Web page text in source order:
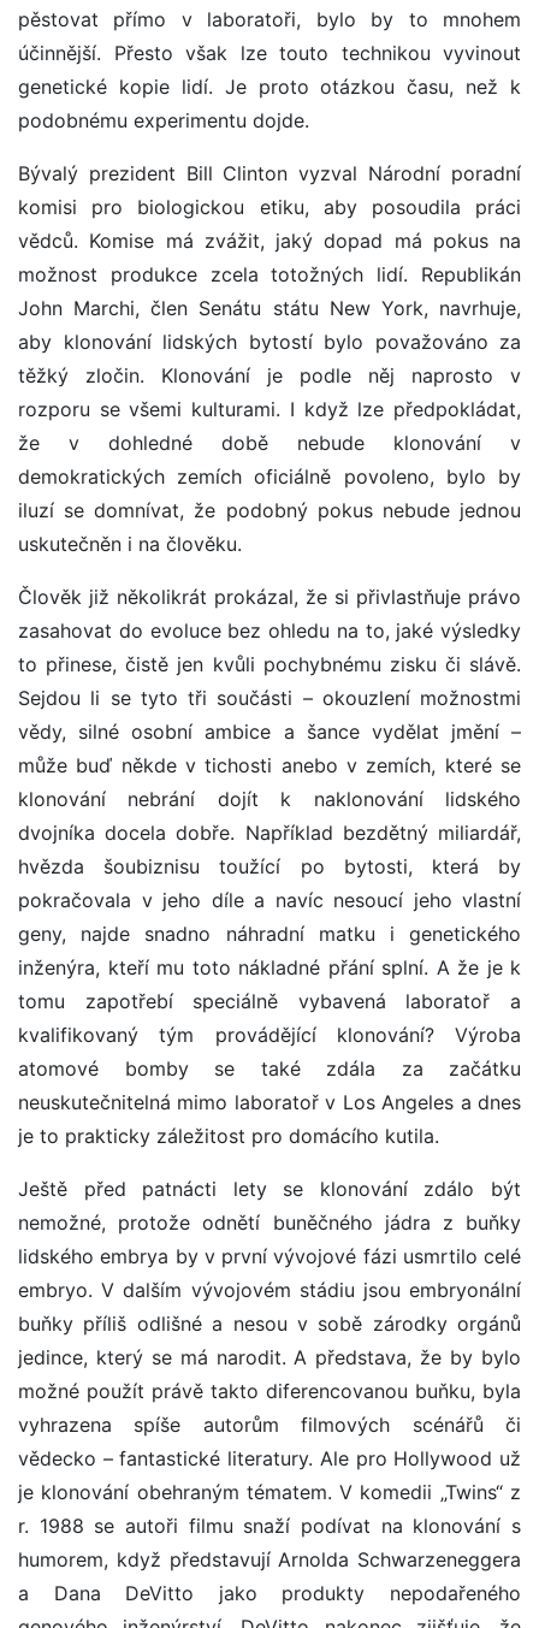
pěstovat přímo v laboratoři, bylo by to mnohem
účinnější. Přesto však lze touto technikou vyvinout
genetické kopie lidí. Je proto otázkou času, než k
podobnému experimentu dojde.
Bývalý prezident Bill Clinton vyzval Národní poradní
komisi pro biologickou etiku, aby posoudila práci
vědců. Komise má zvážit, jaký dopad má pokus na
možnost produkce zcela totožných lidí. Republikán
John Marchi, člen Senátu státu New York, navrhuje,
aby klonování lidských bytostí bylo považováno za
těžký zločin. Klonování je podle něj naprosto v
rozporu se všemi kulturami. I když lze předpokládat,
že v dohledné době nebude klonování v
demokratických zemích oficiálně povoleno, bylo by
iluzí se domnívat, že podobný pokus nebude jednou
uskutečněn i na člověku.
Člověk již několikrát prokázal, že si přivlastňuje právo
zasahovat do evoluce bez ohledu na to, jaké výsledky
to přinese, čistě jen kvůli pochybnému zisku či slávě.
Sejdou li se tyto tři součásti – okouzlení možnostmi
vědy, silné osobní ambice a šance vydělat jmění –
může buď někde v tichosti anebo v zemích, které se
klonování nebrání dojít k naklonování lidského
dvojníka docela dobře. Například bezdětný miliardář,
hvězda šoubiznisu toužící po bytosti, která by
pokračovala v jeho díle a navíc nesoucí jeho vlastní
geny, najde snadno náhradní matku i genetického
inženýra, kteří mu toto nákladné přání splní. A že je k
tomu zapotřebí speciálně vybavená laboratoř a
kvalifikovaný tým provádějící klonování? Výroba
atomové bomby se také zdála za začátku
neuskutečnitelná mimo laboratoř v Los Angeles a dnes
je to prakticky záležitost pro domácího kutila.
Ještě před patnácti lety se klonování zdálo být
nemožné, protože odnětí buněčného jádra z buňky
lidského embrya by v první vývojové fázi usmrtilo celé
embryo. V dalším vývojovém stádiu jsou embryonální
buňky příliš odlišné a nesou v sobě zárodky orgánů
jedince, který se má narodit. A představa, že by bylo
možné použít právě takto diferencovanou buňku, byla
vyhrazena spíše autorům filmových scénářů či
vědecko – fantastické literatury. Ale pro Hollywood už
je klonování obehraným tématem. V komedii „Twins“ z
r. 1988 se autoři filmu snaží podívat na klonování s
humorem, když představují Arnolda Schwarzeneggera
a Dana DeVitto jako produkty nepodařeného